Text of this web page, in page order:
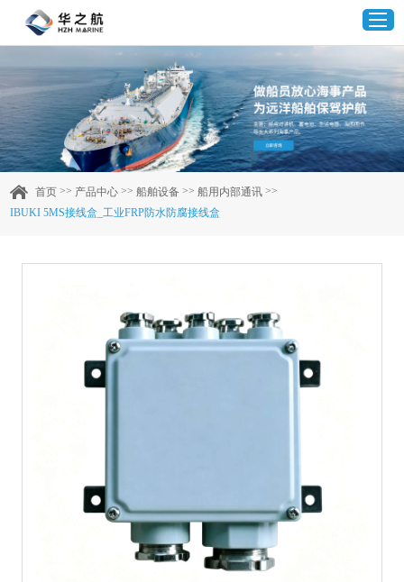
首页
产品中心
企业实力
客户案例
新闻资讯
首页 >> 产品中心 >>船舶设备 >>船用内部通讯 >>
IBUKI 5MS接线盒_工业FRP防水防腐接线盒